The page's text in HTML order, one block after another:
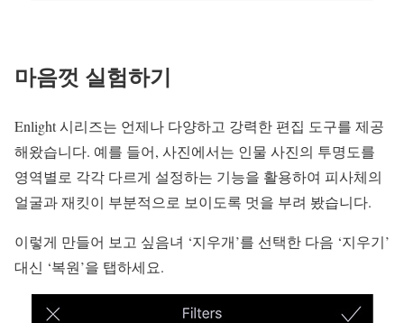
마음껏 실험하기
Enlight 시리즈는 언제나 다양하고 강력한 편집 도구를 제공
해왔습니다. 예를 들어, 사진에서는 인물 사진의 투명도를
영역별로 각각 다르게 설정하는 기능을 활용하여 피사체의
얼굴과 재킷이 부분적으로 보이도록 멋을 부려 봤습니다.
이렇게 만들어 보고 싶음녀 ‘지우개’를 선택한 다음 ‘지우기’
대신 ‘복원’을 탭하세요.